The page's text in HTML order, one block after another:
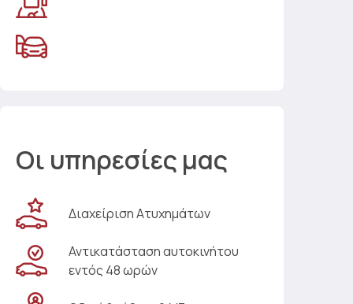
Οι υπηρεσίες μας
Διαχείριση Ατυχημάτων
Αντικατάσταση αυτοκινήτου
εντός 48 ωρών